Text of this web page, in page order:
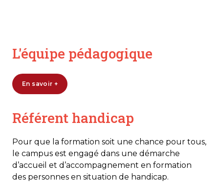
L'équipe pédagogique
En savoir +
Référent handicap
Pour que la formation soit une chance pour tous,
le campus est engagé dans une démarche
d’accueil et d’accompagnement en formation
des personnes en situation de handicap.